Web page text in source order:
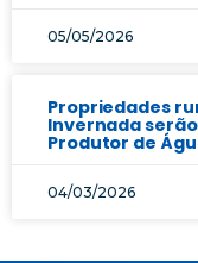
05/05/2026
Propriedades
Invernada
Produtor de
04/03/2026